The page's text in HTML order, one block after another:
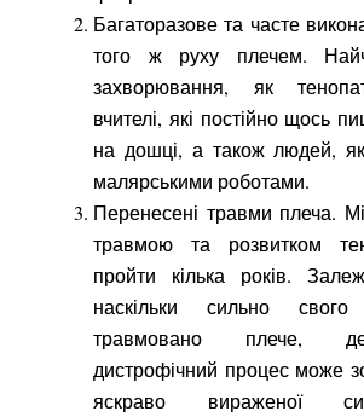
Багаторазове та часте
того ж руху плечем.
захворювання, як
вчителі, які постійно щось
на дошці, а також людей,
малярськими роботами.
Перенесені травми плеча.
травмою та розвитком
пройти кілька років.
наскільки сильно
травмовано плече,
дистрофічний процес може
яскраво вираженої